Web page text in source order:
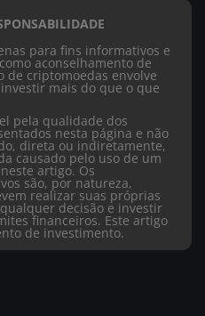
para fins informativos e
aconselhamento de
de criptomoedas envolve
mais do que o que
pela qualidade dos
nesta página e não
direta ou indiretamente,
causado pelo uso de um
artigo. Os
são, por natureza,
realizar suas próprias
decisão e investir
financeiros. Este artigo
de investimento.